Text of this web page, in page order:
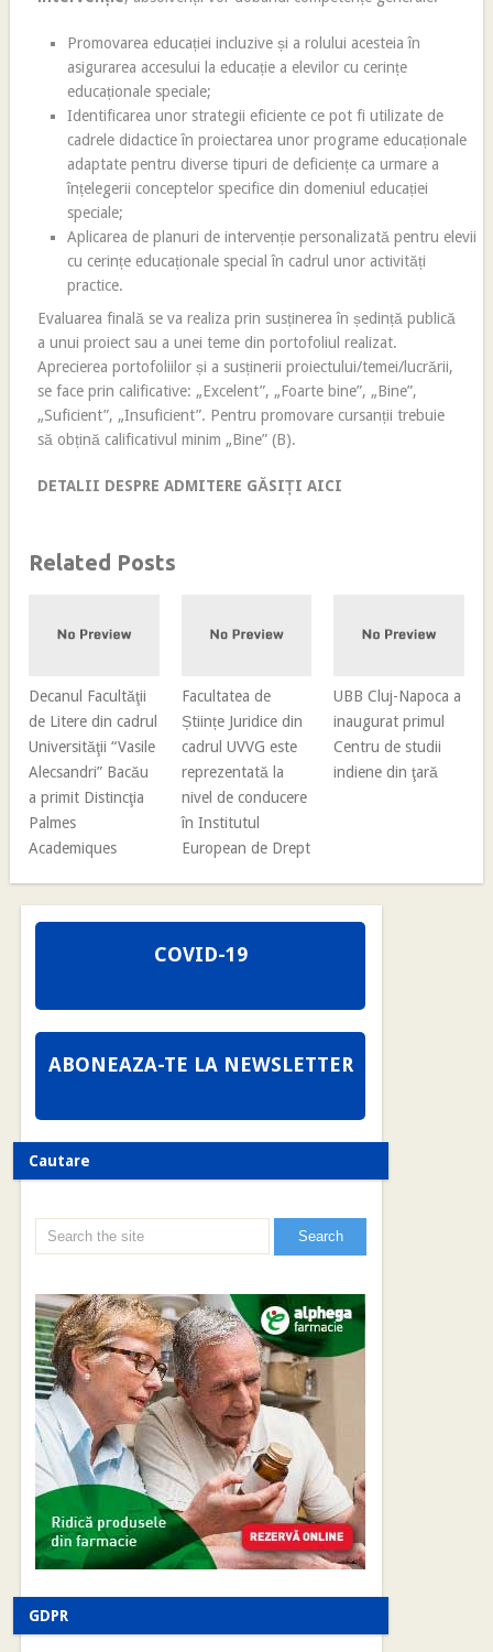
Promovarea educației incluzive și a rolului acesteia în
asigurarea accesului la educație a elevilor cu cerințe
educaționale speciale;
Identificarea unor strategii eficiente ce pot fi utilizate de
cadrele didactice în proiectarea unor programe educaționale
adaptate pentru diverse tipuri de deficiențe ca urmare a
înțelegerii conceptelor specifice din domeniul educației
speciale;
Aplicarea de planuri de intervenție personalizată pentru elevii
cu cerințe educaționale special în cadrul unor activități
practice.
Evaluarea finală se va realiza prin susținerea în ședință publică
a unui proiect sau a unei teme din portofoliul realizat.
Aprecierea portofoliilor și a susținerii proiectului/temei/lucrării,
se face prin calificative: „Excelent”, „Foarte bine”, „Bine”,
„Suficient”, „Insuficient”. Pentru promovare cursanții trebuie
să obțină calificativul minim „Bine” (B).
DETALII DESPRE ADMITERE GĂSIȚI AICI
Related Posts
Decanul Facultăţii
de Litere din cadrul
Universităţii “Vasile
Alecsandri” Bacău
a primit Distincţia
Palmes
Academiques
Facultatea de
Științe Juridice din
cadrul UVVG este
reprezentată la
nivel de conducere
în Institutul
European de Drept
UBB Cluj-Napoca a
inaugurat primul
Centru de studii
indiene din ţară
COVID-19
ABONEAZA-TE LA NEWSLETTER
Cautare
GDPR